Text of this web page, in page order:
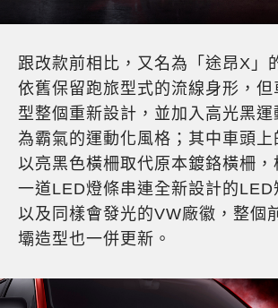
跟改款前相比，又名為「途昂X」
依舊保留跑旅型式的流線身形，但
型整個重新設計，並加入高光黑運
為霸氣的運動化風格；其中車頭
以亮黑色橫柵取代原本鍍鉻橫柵，
一道LED燈條串連全新設計的LED
以及同樣會發光的VW廠徽，整個
壩造型也一併更新。